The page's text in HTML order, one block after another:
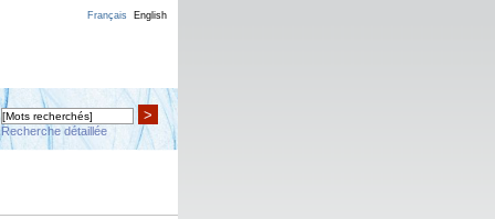
Français English
>
Recherche détaillée